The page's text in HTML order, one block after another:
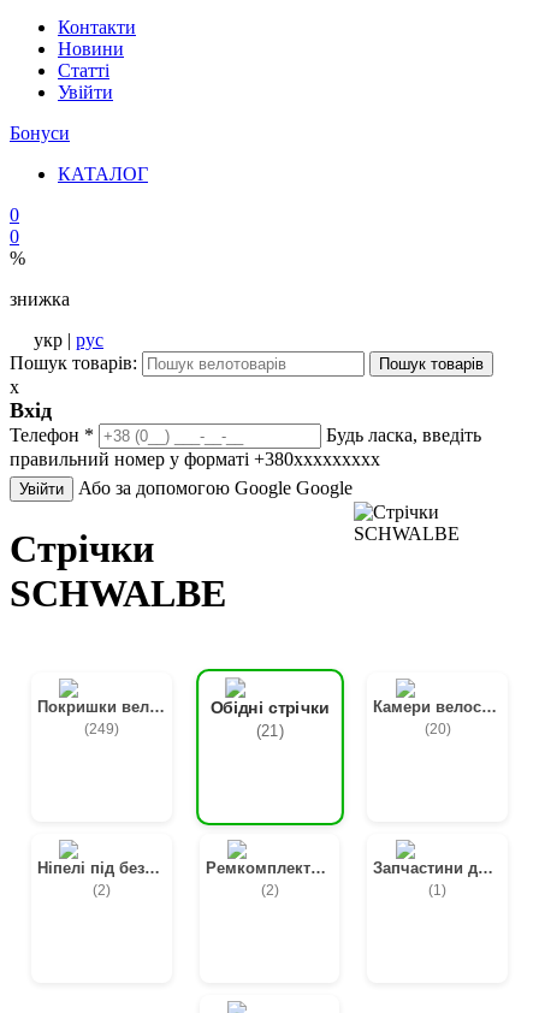
Контакти
Новини
Статті
Увійти
Бонуси
КАТАЛОГ
0
0
%
знижка
укр | рус
Пошук товарів:
Пошук товарів
x
Вхід
Телефон *
Будь ласка, введіть
правильний номер у форматі +380ххххххххх
Увійти Або за допомогою Google Google
Стрічки
SCHWALBE
Покришки велосипедні
(249)
Обідні стрічки
(21)
Камери велосипедні
(20)
Ніпелі під безкамерку
(2)
Ремкомплекти та латки
(2)
Запчастини до педалей
(1)